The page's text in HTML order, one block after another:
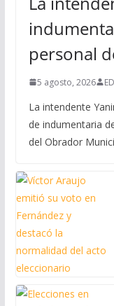
personal
5 agosto, 2026
La intendente
de indumentaria
del Obrador